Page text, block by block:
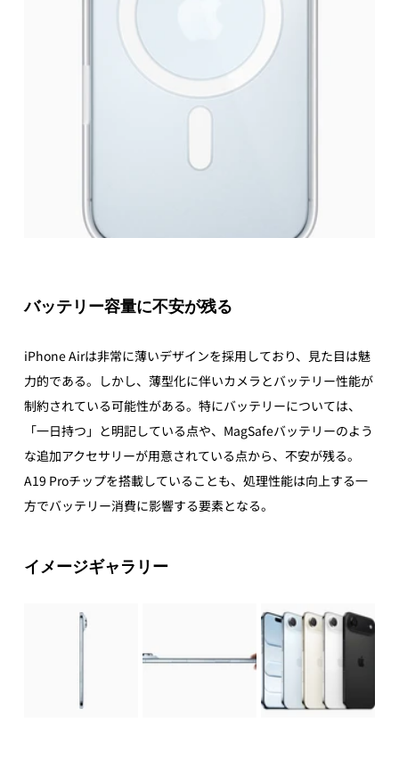
バッテリー容量に不安が残る
iPhone Airは非常に薄いデザインを採用しており、見た目は魅
力的である。しかし、薄型化に伴いカメラとバッテリー性能が
制約されている可能性がある。特にバッテリーについては、
「一日持つ」と明記している点や、MagSafeバッテリーのよう
な追加アクセサリーが用意されている点から、不安が残る。
A19 Proチップを搭載していることも、処理性能は向上する一
方でバッテリー消費に影響する要素となる。
イメージギャラリー